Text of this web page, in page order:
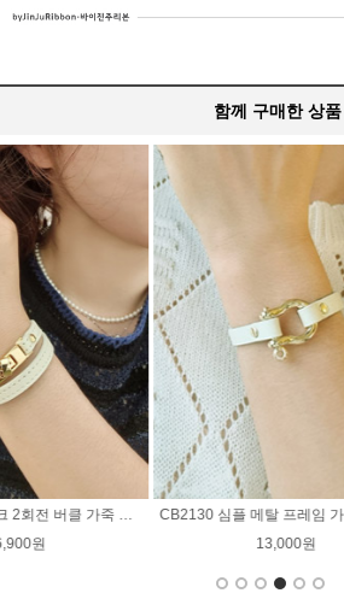
함께 구매한 상품
CB2129 트라이앵글 메탈 2줄 소가죽 패션 팔찌